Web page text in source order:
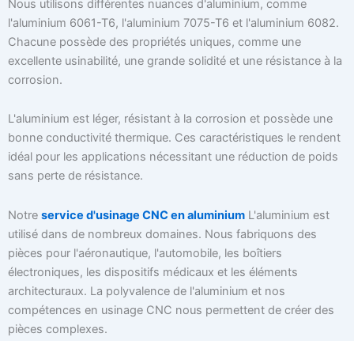
Nous utilisons différentes nuances d'aluminium, comme
l'aluminium 6061-T6, l'aluminium 7075-T6 et l'aluminium 6082.
Chacune possède des propriétés uniques, comme une
excellente usinabilité, une grande solidité et une résistance à la
corrosion.
L'aluminium est léger, résistant à la corrosion et possède une
bonne conductivité thermique. Ces caractéristiques le rendent
idéal pour les applications nécessitant une réduction de poids
sans perte de résistance.
Notre service d'usinage CNC en aluminium L'aluminium est
utilisé dans de nombreux domaines. Nous fabriquons des
pièces pour l'aéronautique, l'automobile, les boîtiers
électroniques, les dispositifs médicaux et les éléments
architecturaux. La polyvalence de l'aluminium et nos
compétences en usinage CNC nous permettent de créer des
pièces complexes.